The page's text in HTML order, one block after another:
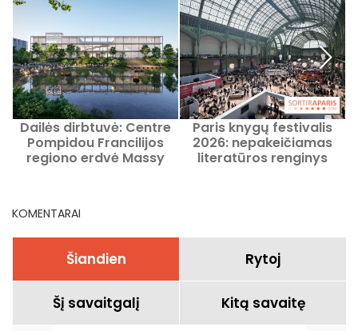
Dailės dirbtuvė: Centre
Pompidou Francilijos
regiono erdvė Massy
Paris knygų festivalis
2026: nepakeičiamas
literatūros renginys
KOMENTARAI
Šiandien Rytoj
Šį savaitgalį Kitą savaitę